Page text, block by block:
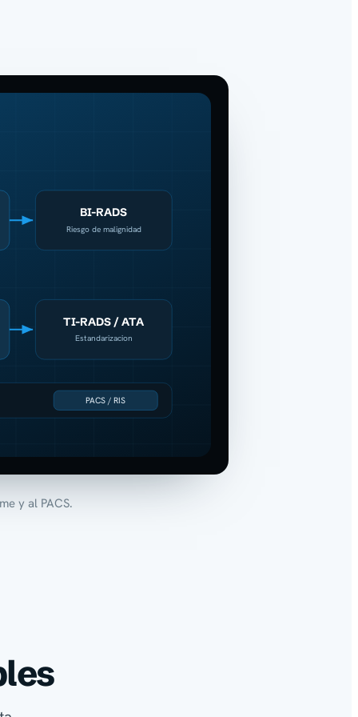
BI-RADS
Riesgo de malignidad
TI-RADS / ATA
Estandarizacion
PACS / RIS
y al PACS.